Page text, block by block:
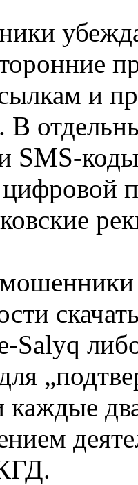
и
В
SMS-
Salyq
каждые